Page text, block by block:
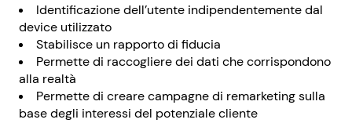
Identificazione dell’utente indipendentemente dal
device utilizzato
Stabilisce un rapporto di fiducia
Permette di raccogliere dei dati che corrispondono
alla realtà
Permette di creare campagne di remarketing sulla
base degli interessi del potenziale cliente